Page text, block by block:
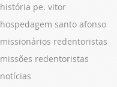
história pe. vitor
hospedagem santo afonso
missionários redentoristas
missões redentoristas
notícias